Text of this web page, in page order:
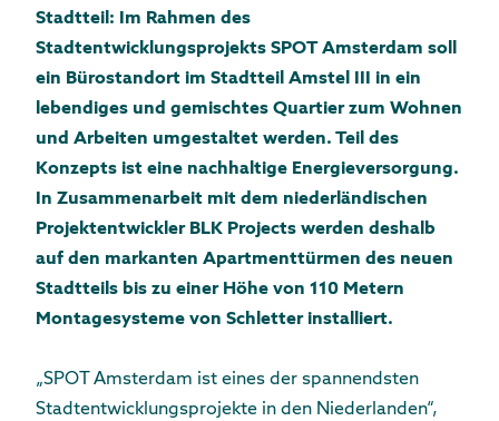
Stadtteil: Im Rahmen des
Stadtentwicklungsprojekts SPOT Amsterdam soll
ein Bürostandort im Stadtteil Amstel III in ein
lebendiges und gemischtes Quartier zum Wohnen
und Arbeiten umgestaltet werden. Teil des
Konzepts ist eine nachhaltige Energieversorgung.
In Zusammenarbeit mit dem niederländischen
Projektentwickler BLK Projects werden deshalb
auf den markanten Apartmenttürmen des neuen
Stadtteils bis zu einer Höhe von 110 Metern
Montagesysteme von Schletter installiert.
„SPOT Amsterdam ist eines der spannendsten
Stadtentwicklungsprojekte in den Niederlanden“,